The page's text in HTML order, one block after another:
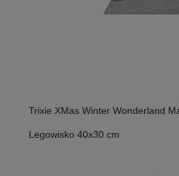
Trixie XMas Winter Wonderland
Legowisko 40x30 cm